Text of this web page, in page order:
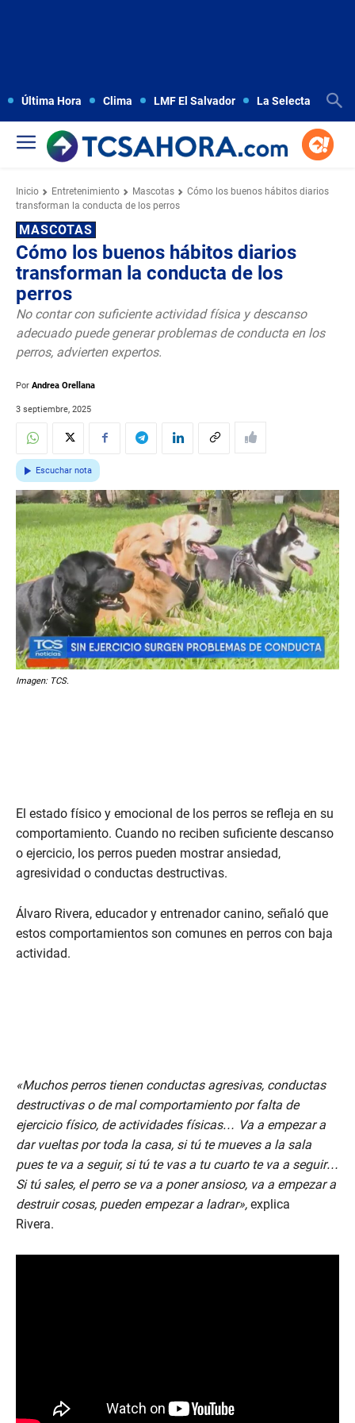
Última Hora Clima LMF El Salvador La Selecta
Inicio Entretenimiento Mascotas
Cómo los buenos hábitos diarios
transforman la conducta de los perros
MASCOTAS
Cómo los buenos hábitos diarios
transforman la conducta de los
perros
No contar con suficiente actividad física y descanso
adecuado puede generar problemas de conducta en los
perros, advierten expertos.
Por Andrea Orellana
3 septiembre, 2025
Escuchar nota
Imagen: TCS.
El estado físico y emocional de los perros se refleja en su
comportamiento. Cuando no reciben suficiente descanso
o ejercicio, los perros pueden mostrar ansiedad,
agresividad o conductas destructivas.
Álvaro Rivera, educador y entrenador canino, señaló que
estos comportamientos son comunes en perros con baja
actividad.
«Muchos perros tienen conductas agresivas, conductas
destructivas o de mal comportamiento por falta de
ejercicio físico, de actividades físicas… Va a empezar a
dar vueltas por toda la casa, si tú te mueves a la sala
pues te va a seguir, si tú te vas a tu cuarto te va a seguir…
Si tú sales, el perro se va a poner ansioso, va a empezar a
destruir cosas, pueden empezar a ladrar», explica
Rivera.